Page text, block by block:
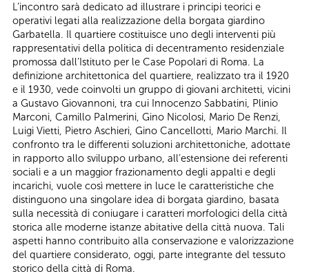
L’incontro sarà dedicato ad illustrare i principi teorici e
operativi legati alla realizzazione della borgata giardino
Garbatella. Il quartiere costituisce uno degli interventi più
rappresentativi della politica di decentramento residenziale
promossa dall’Istituto per le Case Popolari di Roma. La
definizione architettonica del quartiere, realizzato tra il 1920
e il 1930, vede coinvolti un gruppo di giovani architetti, vicini
a Gustavo Giovannoni, tra cui Innocenzo Sabbatini, Plinio
Marconi, Camillo Palmerini, Gino Nicolosi, Mario De Renzi,
Luigi Vietti, Pietro Aschieri, Gino Cancellotti, Mario Marchi. Il
confronto tra le differenti soluzioni architettoniche, adottate
in rapporto allo sviluppo urbano, all’estensione dei referenti
sociali e a un maggior frazionamento degli appalti e degli
incarichi, vuole così mettere in luce le caratteristiche che
distinguono una singolare idea di borgata giardino, basata
sulla necessità di coniugare i caratteri morfologici della città
storica alle moderne istanze abitative della città nuova. Tali
aspetti hanno contribuito alla conservazione e valorizzazione
del quartiere considerato, oggi, parte integrante del tessuto
storico della città di Roma.